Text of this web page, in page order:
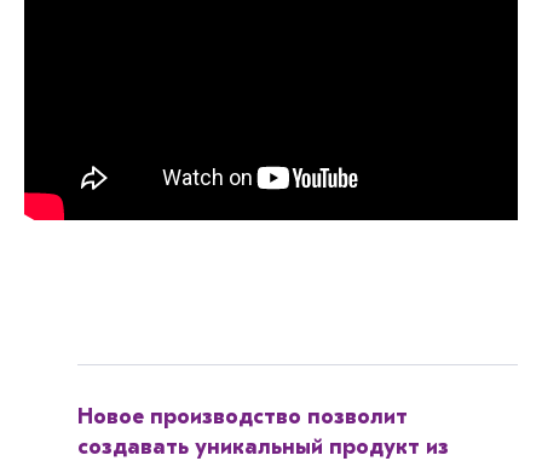
Новое производство позволит
создавать уникальный продукт из